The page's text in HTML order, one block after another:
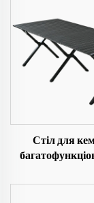
Стіл для
великий 1,5 м